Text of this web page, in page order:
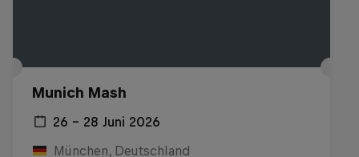
Munich Mash
26 – 28 Juni 2026
München, Deutschland